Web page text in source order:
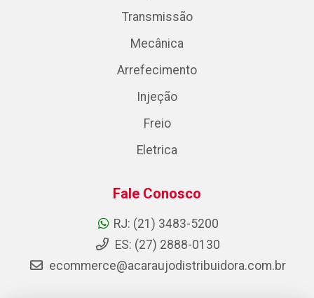
Transmissão
Mecânica
Arrefecimento
Injeção
Freio
Eletrica
Fale Conosco
RJ: (21) 3483-5200
ES: (27) 2888-0130
ecommerce@acaraujodistribuidora.com.br